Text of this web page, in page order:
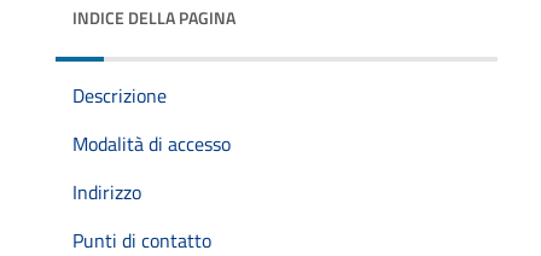
INDICE DELLA PAGINA
Descrizione
Modalità di accesso
Indirizzo
Punti di contatto